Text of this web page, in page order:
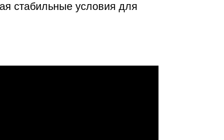
стабильные условия для